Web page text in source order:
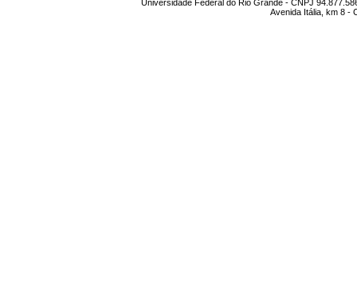
Universidade Federal do Rio Grande - CNPJ
Avenida Itália, km 8 -